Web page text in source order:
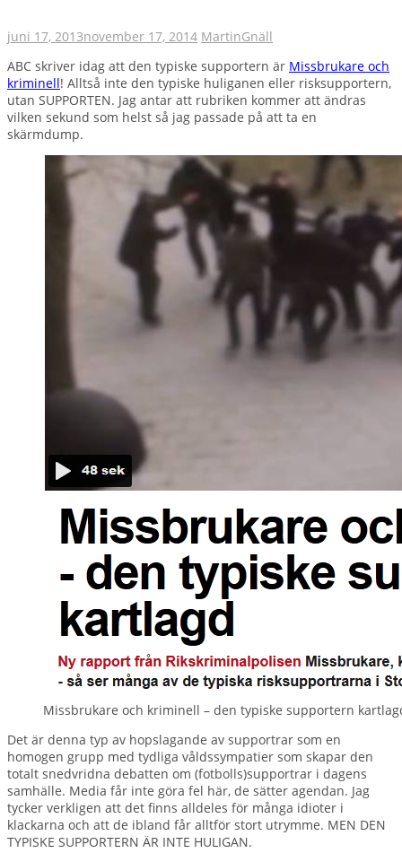
juni 17, 2013november 17, 2014 MartinGnäll
ABC skriver idag att den typiske supportern är Missbrukare och
kriminell! Alltså inte den typiske huliganen eller risksupportern,
utan SUPPORTEN. Jag antar att rubriken kommer att ändras
vilken sekund som helst så jag passade på att ta en
skärmdump.
Missbrukare och kriminell – den typiske supportern
Det är denna typ av hopslagande av supportrar som en
homogen grupp med tydliga våldssympatier som skapar den
totalt snedvridna debatten om (fotbolls)supportrar i dagens
samhälle. Media får inte göra fel här, de sätter agendan. Jag
tycker verkligen att det finns alldeles för många idioter i
klackarna och att de ibland får alltför stort utrymme. MEN DEN
TYPISKE SUPPORTERN ÄR INTE HULIGAN.